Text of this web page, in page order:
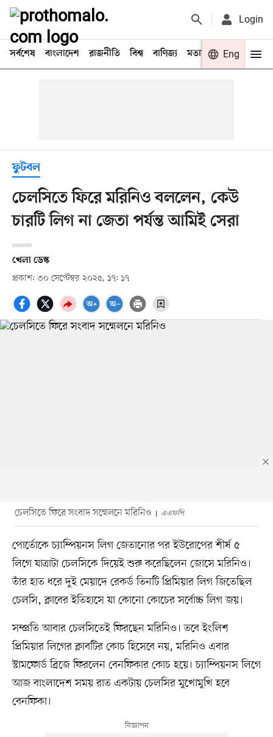
Login
সর্বশেষ বাংলাদেশ রাজনীতি বিশ্ব বাণিজ্য মতামত খেলা
Eng
ফুটবল
চেলসিতে ফিরে মরিনিও বললেন, কেউ
চারটি লিগ না জেতা পর্যন্ত আমিই সেরা
খেলা ডেস্ক
প্রকাশ: ৩০ সেপ্টেম্বর ২০২৫, ১৭: ১৭
চেলসিতে ফিরে সংবাদ সম্মেলনে মরিনিও এএফপি
পোর্তোকে চ্যাম্পিয়নস লিগ জেতানোর পর ইউরোপের শীর্ষ ৫
লিগে যাত্রাটা চেলসিকে দিয়েই শুরু করেছিলেন জোসে মরিনিও।
তাঁর হাত ধরে দুই মেয়াদে রেকর্ড তিনটি প্রিমিয়ার লিগ জিতেছিল
চেলসি, ক্লাবের ইতিহাসে যা কোনো কোচের সর্বোচ্চ লিগ জয়।
সম্প্রতি আবার চেলসিতেই ফিরছেন মরিনিও। তবে ইংলিশ
প্রিমিয়ার লিগের ক্লাবটির কোচ হিসেবে নয়, মরিনিও এবার
স্টামফোর্ড ব্রিজে ফিরলেন বেনফিকার কোচ হয়ে। চ্যাম্পিয়নস লিগে
আজ বাংলাদেশ সময় রাত একটায় চেলসির মুখোমুখি হবে
বেনফিকা।